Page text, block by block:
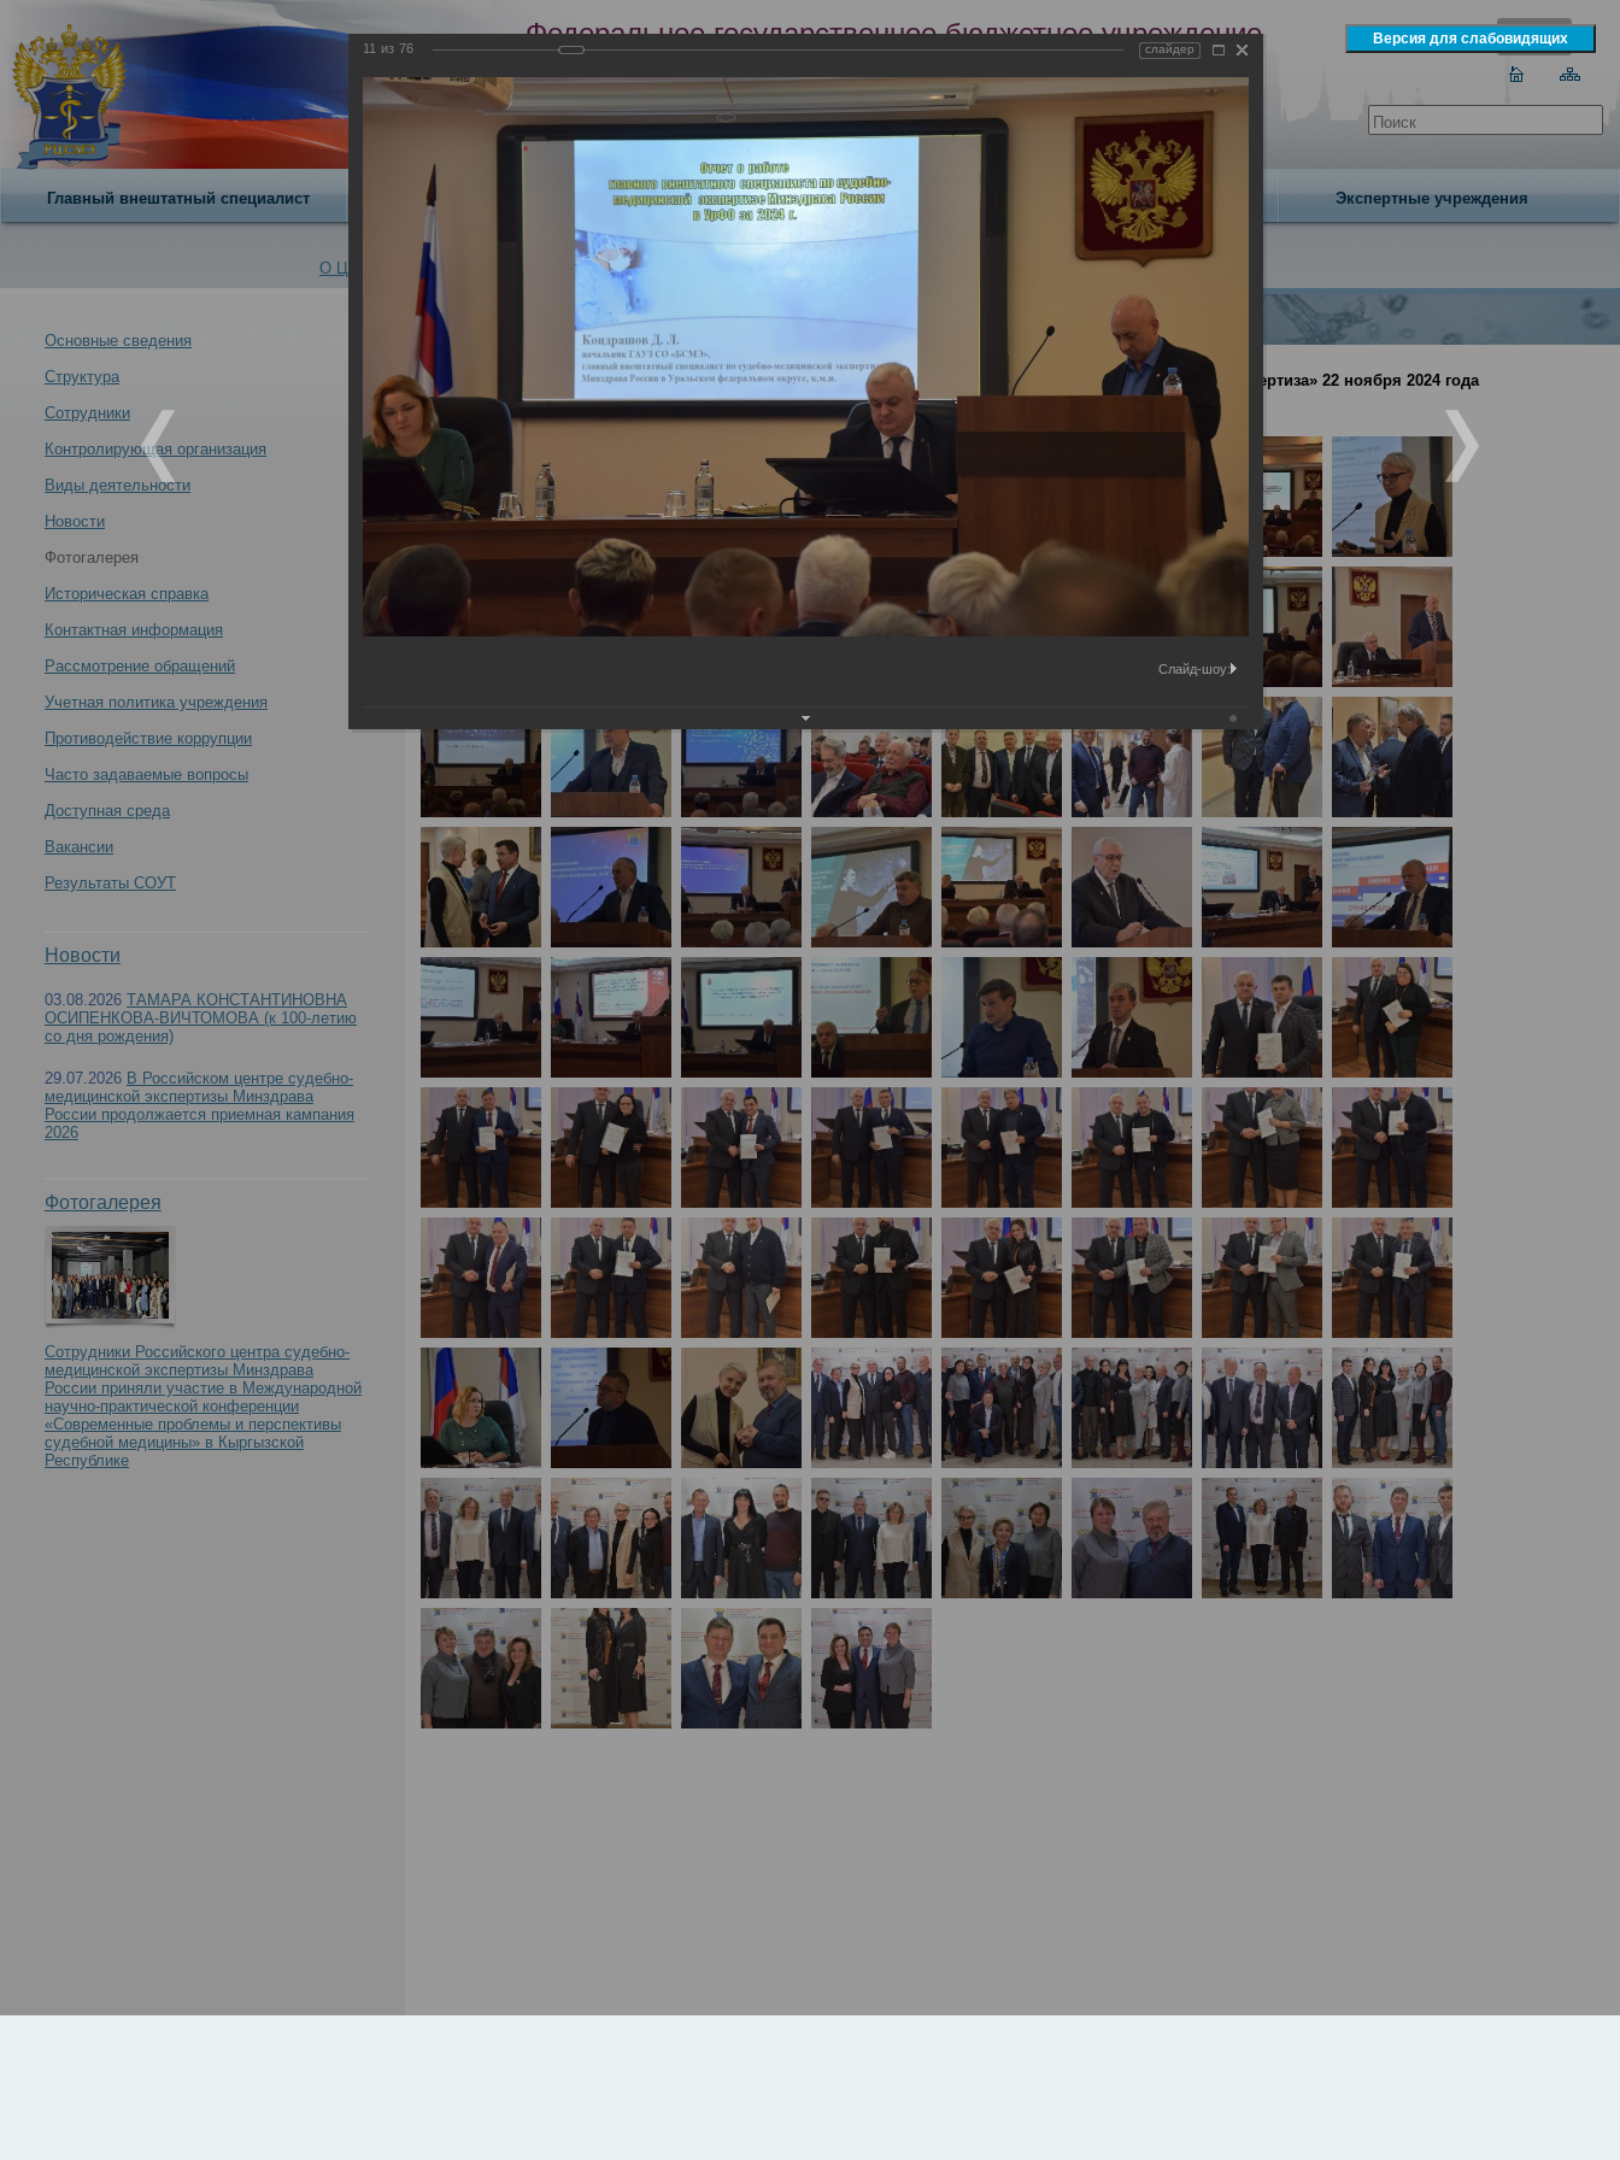
Федеральное государственное бюджетное учреждение
Российский центр судебно-медицинской экспертизы
Минздрава России
Сегодня 8 августа 2026 года
Главный внештатный специалист О центре Научная деятельность Экспертиза Издательство Экспертные учреждения
О Центре -
Новости -
Итоги заседания профильной комиссии Минздрава
России по специальности «Судебно-медицинская
экспертиза» 22 ноября 2024 года -
Итоги заседания профильной комиссии Минздрава России по специальности «Судебно-медицинская экспертиза» 22 ноября 2024 года
Основные сведения
Структура
Сотрудники
Контролирующая организация
Виды деятельности
Новости
Фотогалерея
Историческая справка
Контактная информация
Рассмотрение обращений
Учетная политика учреждения
Противодействие коррупции
Часто задаваемые вопросы
Доступная среда
Вакансии
Результаты СОУТ
Новости
03.08.2026 ТАМАРА КОНСТАНТИНОВНА
ОСИПЕНКОВА-ВИЧТОМОВА (к 100-летию
со дня рождения)
29.07.2026 В Российском центре судебно-
медицинской экспертизы Минздрава
России продолжается приемная кампания
2026
Фотогалерея
Сотрудники Российского центра судебно-
медицинской экспертизы Минздрава
России приняли участие в Международной
научно-практической конференции
«Современные проблемы и перспективы
судебной медицины» в Кыргызской
Республике
Альбомы
Итоги заседания профильной комиссии Минздрава России по специальности «Судебно-медицинская экспертиза» 22 ноября 2024 года
25.11.2024
11 из 76 слайдер
Слайд-шоу: